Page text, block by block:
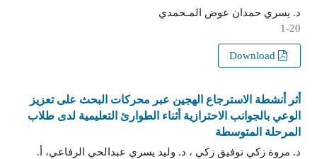
د. يسري حمدان عوض المـحمدي
1-20
أثر أنشطة الاسترجاع الهجين عبر محركات البحث على تعزيز
الوعي بالجوانب الاحترازية أثناء الطوارئ التعليمية لدى طلاب
المرحلة المتوسطة
د. مروة زكي توفيق زكي ، د. وليد يسري عبدالحي الرفاعي، أ.